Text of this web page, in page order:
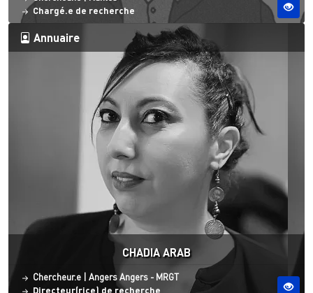
Chargé.e de recherche
Annuaire
CHADIA ARAB
Statut
Chercheur.e Site ESO
AngersAngers - MRGT
Directeur(rice) de recherche